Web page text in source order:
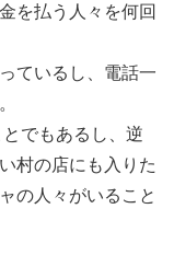
を払う人々を何回
ているし、電話一
でもあるし、逆
村の店にも入りた
の人々がいること